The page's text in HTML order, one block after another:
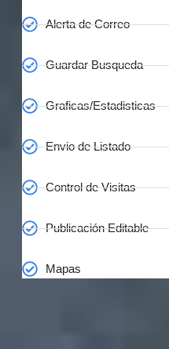
Alerta de Correo
Guardar Busqueda
Graficas/Estadisticas
Envio de Listado
Control de Visitas
Publicación Editable
Mapas